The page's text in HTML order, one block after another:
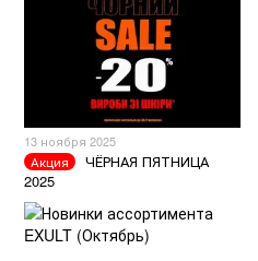
13 ноября 2025
Акция
ЧЁРНАЯ ПЯТНИЦА
2025